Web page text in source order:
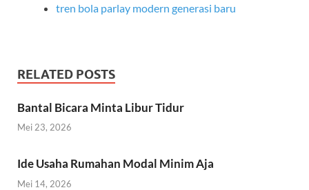
tren bola parlay modern generasi baru
RELATED POSTS
Bantal Bicara Minta Libur Tidur
Mei 23, 2026
Ide Usaha Rumahan Modal Minim Aja
Mei 14, 2026